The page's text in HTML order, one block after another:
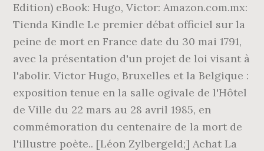
Edition) eBook: Hugo, Victor: Amazon.com.mx:
Tienda Kindle Le premier débat officiel sur la
peine de mort en France date du 30 mai 1791,
avec la présentation d'un projet de loi visant à
l'abolir. Victor Hugo, Bruxelles et la Belgique :
exposition tenue en la salle ogivale de l'Hôtel
de Ville du 22 mars au 28 avril 1985, en
commémoration du centenaire de la mort de
l'illustre poète.. [Léon Zylbergeld;] Achat La